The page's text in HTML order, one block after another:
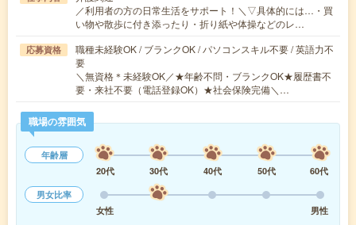
／利用者の方の日常生活をサポート！＼▽具体的には…・買
い物や散歩に付き添ったり・折り紙や体操などのレ…
応募資格
職種未経験OK / ブランクOK / パソコンスキル不要 / 英語力不
要
＼無資格＊未経験OK／★年齢不問・ブランクOK★履歴書不
要・来社不要（電話登録OK）★社会保険完備＼…
職場の雰囲気
年齢層
20代
30代 40代 50代
60代
男女比率
女性
男性